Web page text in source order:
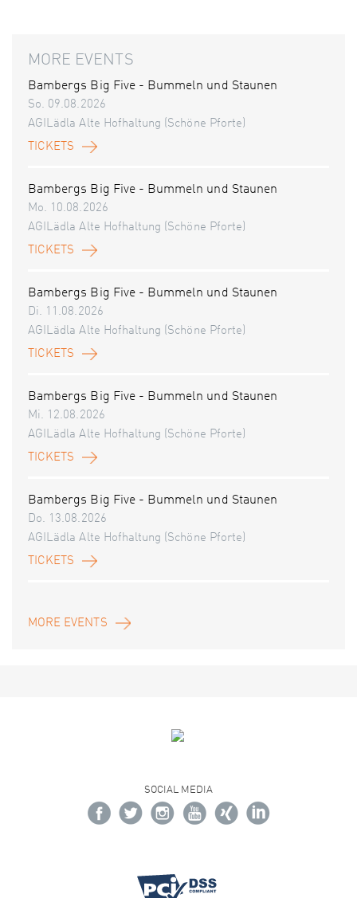
MORE EVENTS
Bambergs Big Five - Bummeln und Staunen
So. 09.08.2026
AGILädla Alte Hofhaltung (Schöne Pforte)
TICKETS
Bambergs Big Five - Bummeln und Staunen
Mo. 10.08.2026
AGILädla Alte Hofhaltung (Schöne Pforte)
TICKETS
Bambergs Big Five - Bummeln und Staunen
Di. 11.08.2026
AGILädla Alte Hofhaltung (Schöne Pforte)
TICKETS
Bambergs Big Five - Bummeln und Staunen
Mi. 12.08.2026
AGILädla Alte Hofhaltung (Schöne Pforte)
TICKETS
Bambergs Big Five - Bummeln und Staunen
Do. 13.08.2026
AGILädla Alte Hofhaltung (Schöne Pforte)
TICKETS
MORE EVENTS
SOCIAL MEDIA